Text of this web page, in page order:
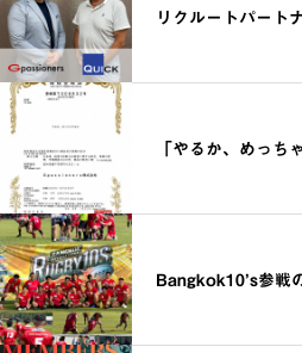
リクルートパート
「やるか、めっち
Bangkok10’s参戦